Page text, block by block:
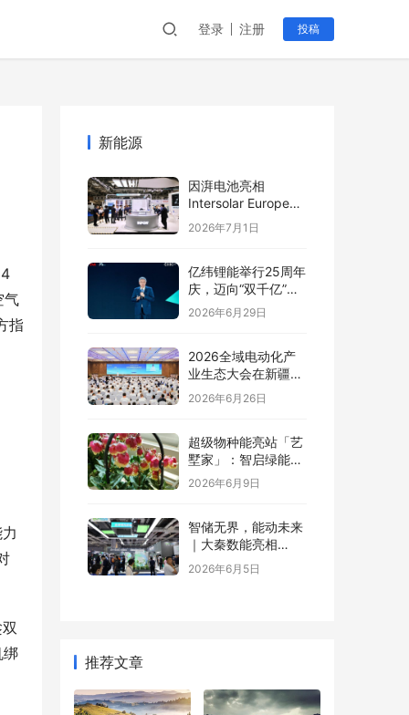
登录 注册 投稿
气
指
绑
新能源
因湃电池亮相
Intersolar Europe
2026:以车规级安全
推动全球储能产业标
2026年7月1日
亿纬锂能举行25周年
庆，迈向“双千亿”新
阶段
2026年6月29日
2026全域电动化产
业生态大会在新疆塔
城盛大开幕
2026年6月26日
超级物种能亮站「艺
墅家」：智启绿能，
省钱又增值
2026年6月9日
智储无界，能动未来
｜大秦数能亮相
SNEC，以全场景储
能方案诠释“智储”新
2026年6月5日
推荐文章